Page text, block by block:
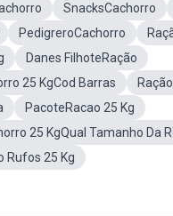
SnacksCachorro
PedigreroCachorro
Danes FilhoteRação
25 KgCod Barras
PacoteRacao 25 Kg
25 KgQual Tamanho Da
Rufos 25 Kg